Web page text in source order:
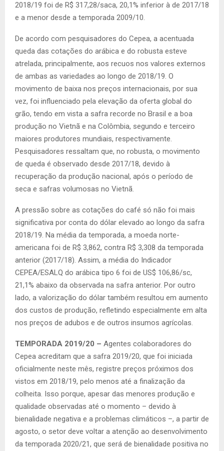
2018/19 foi de R$ 317,28/saca, 20,1% inferior à de 2017/18
e a menor desde a temporada 2009/10.
De acordo com pesquisadores do Cepea, a acentuada
queda das cotações do arábica e do robusta esteve
atrelada, principalmente, aos recuos nos valores externos
de ambas as variedades ao longo de 2018/19. O
movimento de baixa nos preços internacionais, por sua
vez, foi influenciado pela elevação da oferta global do
grão, tendo em vista a safra recorde no Brasil e a boa
produção no Vietnã e na Colômbia, segundo e terceiro
maiores produtores mundiais, respectivamente.
Pesquisadores ressaltam que, no robusta, o movimento
de queda é observado desde 2017/18, devido à
recuperação da produção nacional, após o período de
seca e safras volumosas no Vietnã.
A pressão sobre as cotações do café só não foi mais
significativa por conta do dólar elevado ao longo da safra
2018/19. Na média da temporada, a moeda norte-
americana foi de R$ 3,862, contra R$ 3,308 da temporada
anterior (2017/18). Assim, a média do Indicador
CEPEA/ESALQ do arábica tipo 6 foi de US$ 106,86/sc,
21,1% abaixo da observada na safra anterior. Por outro
lado, a valorização do dólar também resultou em aumento
dos custos de produção, refletindo especialmente em alta
nos preços de adubos e de outros insumos agrícolas.
TEMPORADA 2019/20 – Agentes colaboradores do
Cepea acreditam que a safra 2019/20, que foi iniciada
oficialmente neste mês, registre preços próximos dos
vistos em 2018/19, pelo menos até a finalização da
colheita. Isso porque, apesar das menores produção e
qualidade observadas até o momento – devido à
bienalidade negativa e a problemas climáticos –, a partir de
agosto, o setor deve voltar a atenção ao desenvolvimento
da temporada 2020/21, que será de bienalidade positiva no